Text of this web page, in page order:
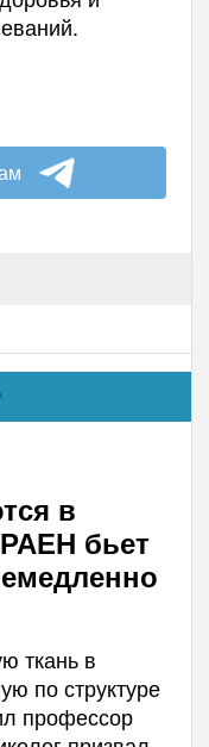
в
бьет
ткань в
по структуре
профессор